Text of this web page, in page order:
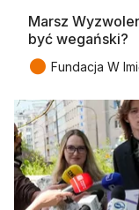
Marsz
być wegański?
● Fundacja W